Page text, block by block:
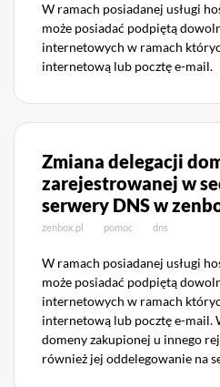
W ramach posiadanej usługi
może posiadać podpiętą
internetowych w ramach
internetową lub pocztę e-mail.
Zmiana delegacji
zarejestrowanej w
serwery DNS w
zenbox.pl pomoc dns
W ramach posiadanej usługi
może posiadać podpiętą
internetowych w ramach
internetową lub pocztę e-mail.
domeny zakupionej u innego
również jej oddelegowanie na